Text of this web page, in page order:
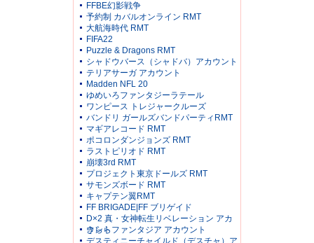
FFBE幻影戦争
予約制 カバルオンライン RMT
大航海時代 RMT
FIFA22
Puzzle & Dragons RMT
シャドウバース（シャドバ）アカウント
テリアサーガ アカウント
Madden NFL 20
ゆめいろファンタジーラテール
ワンピース トレジャークルーズ
バンドリ ガールズバンドパーティRMT
マギアレコード RMT
ポコロンダンジョンズ RMT
ラストピリオド RMT
崩壊3rd RMT
プロジェクト東京ドールズ RMT
サモンズボード RMT
キャプテン翼RMT
FF BRIGADE|FF ブリゲイド
D×2 真・女神転生リベレーション アカ
ウント
きららファンタジア アカウント
デスティニーチャイルド（デスチャ）ア